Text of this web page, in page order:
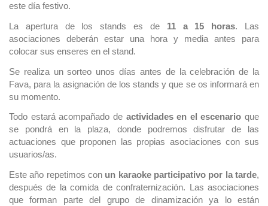
este día festivo.
La apertura de los stands es de 11 a 15 horas. Las
asociaciones deberán estar una hora y media antes para
colocar sus enseres en el stand.
Se realiza un sorteo unos días antes de la celebración de la
Fava, para la asignación de los stands y que se os informará en
su momento.
Todo estará acompañado de actividades en el escenario que
se pondrá en la plaza, donde podremos disfrutar de las
actuaciones que proponen las propias asociaciones con sus
usuarios/as.
Este año repetimos con un karaoke participativo por la tarde,
después de la comida de confraternización. Las asociaciones
que forman parte del grupo de dinamización ya lo están